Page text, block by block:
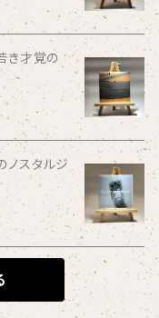
き才覚の
ノスタルジ